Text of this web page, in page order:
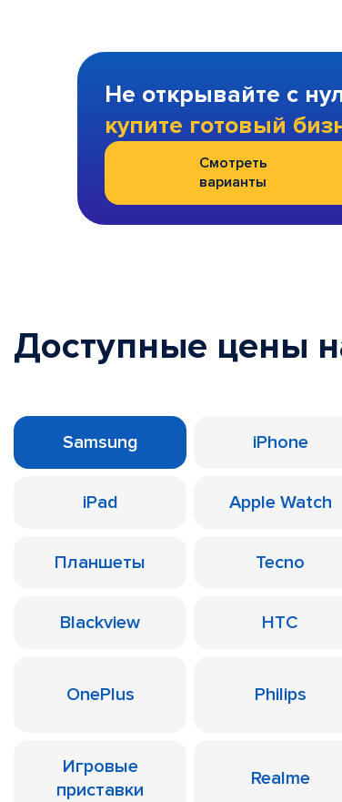
Не открывайте с
купите готовый
Смотреть
варианты
Доступные цены
Samsung iPhone
iPad Apple Watch
Планшеты Tecno
Blackview HTC
OnePlus Philips
Игровые
приставки
Realme